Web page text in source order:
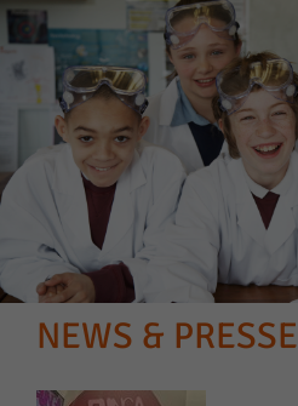
NEWS & PRESSE